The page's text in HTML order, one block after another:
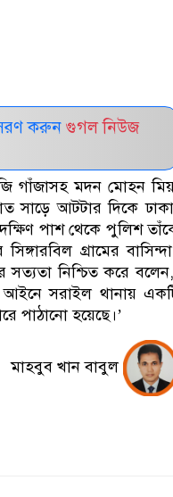
করুন গুগল নিউজ
গাঁজাসহ মদন মোহন
সাড়ে আটটার দিকে
পাশ থেকে পুলিশ
গ্রামের
সত্যতা নিশ্চিত করে
আইনে সরাইল থানায়
পাঠানো হয়েছে।’
মাহবুব খান বাবুল